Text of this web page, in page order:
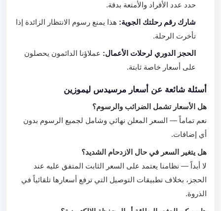
حدد عدد الأفراد والأمتعة بدقة.
شارك رقم رحلتك الجوية:هذا يمنع رسوم الانتظار الزائدة إذا
تأخرت الرحلة.
الحجز الدوري لرحلات الأعمال:عملاؤنا الدائمون يحصلون
على أسعار خاصة ثابتة.
أسئلة شائعة عن أسعار مرسيدس ليموزين
هل الأسعار تشمل الضرائب والرسوم؟
نعم تماماً — السعر المعلن نهائي وشامل لجميع الرسوم بدون
أي إضافات.
هل يتغير السعر في حال الازدحام الشديد؟
لا أبداً — نظامنا يعتمد على السعر الثابت المتفق عليه عند
الحجز، بخلاف تطبيقات التوصيل التي ترفع أسعارها تلقائياً في
الذروة.